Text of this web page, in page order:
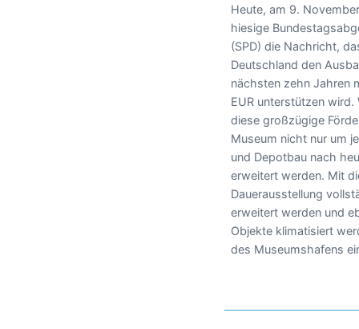
Heute, am 9.
hiesige
(SPD) die Nachricht,
Deutschland den
nächsten zehn Jahren
EUR unterstützen
diese großzügige
Museum nicht nur um
und Depotbau nach
erweitert werden. Mit
Dauerausstellung
erweitert werden und
Objekte klimatisiert
des Museumshafens
Überarbeitung